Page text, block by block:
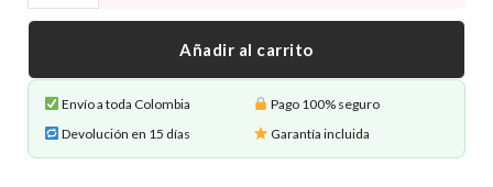
Estilismo
—
Plancha
Lizze
Añadir al carrito
Envío a toda Colombia
Pago 100% seguro
Devolución en 15 días
Garantía incluida